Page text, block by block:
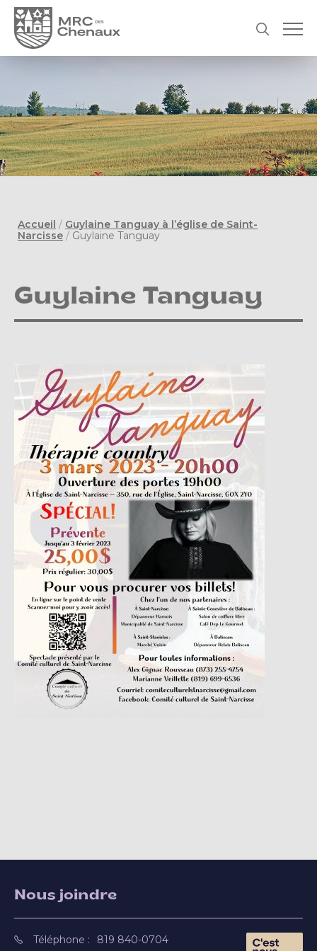
Accueil / Guylaine Tanguay à l’église de Saint-
Narcisse / Guylaine Tanguay
Guylaine Tanguay
Nous joindre
Téléphone : 819 840-0704